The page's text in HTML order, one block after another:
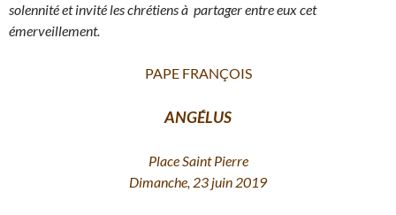
solennité et invité les chrétiens à partager entre eux cet
émerveillement.
PAPE FRANÇOIS
ANGÉLUS
Place Saint Pierre
Dimanche, 23 juin 2019